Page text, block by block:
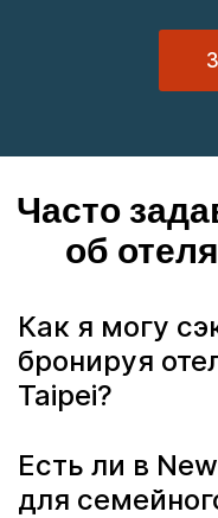
Часто
об
Как я могу
бронируя
Taipei?
Есть ли в
для